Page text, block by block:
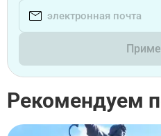
Рекомендуем